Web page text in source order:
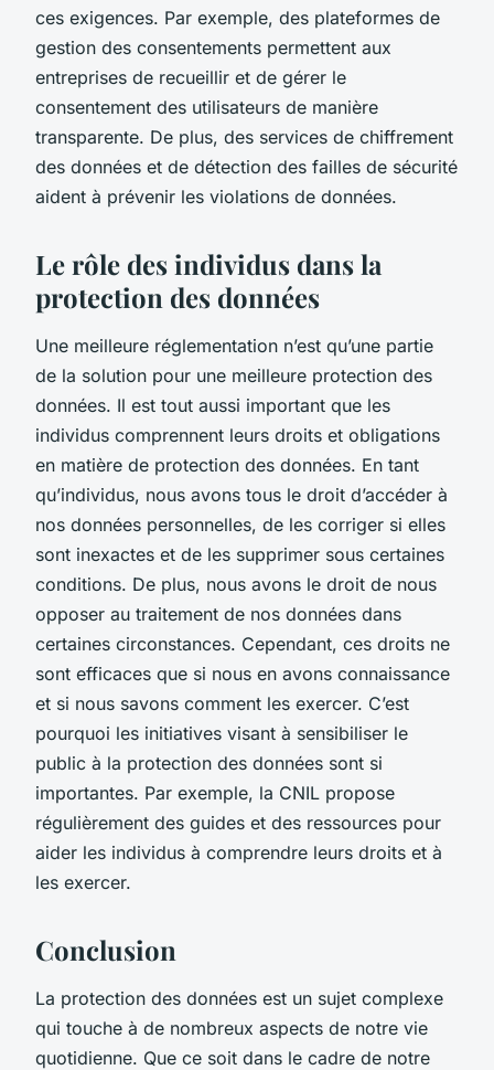
ces exigences. Par exemple, des plateformes de
gestion des consentements permettent aux
entreprises de recueillir et de gérer le
consentement des utilisateurs de manière
transparente. De plus, des services de chiffrement
des données et de détection des failles de sécurité
aident à prévenir les violations de données.
Le rôle des individus dans la
protection des données
Une meilleure réglementation n’est qu’une partie
de la solution pour une meilleure protection des
données. Il est tout aussi important que les
individus comprennent leurs droits et obligations
en matière de protection des données. En tant
qu’individus, nous avons tous le droit d’accéder à
nos données personnelles, de les corriger si elles
sont inexactes et de les supprimer sous certaines
conditions. De plus, nous avons le droit de nous
opposer au traitement de nos données dans
certaines circonstances. Cependant, ces droits ne
sont efficaces que si nous en avons connaissance
et si nous savons comment les exercer. C’est
pourquoi les initiatives visant à sensibiliser le
public à la protection des données sont si
importantes. Par exemple, la CNIL propose
régulièrement des guides et des ressources pour
aider les individus à comprendre leurs droits et à
les exercer.
Conclusion
La protection des données est un sujet complexe
qui touche à de nombreux aspects de notre vie
quotidienne. Que ce soit dans le cadre de notre